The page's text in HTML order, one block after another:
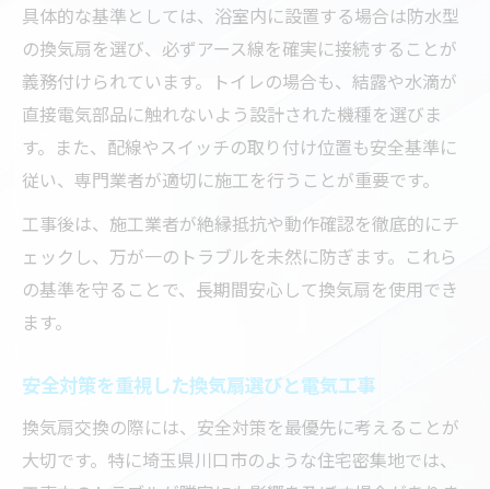
具体的な基準としては、浴室内に設置する場合は防水型
の換気扇を選び、必ずアース線を確実に接続することが
義務付けられています。トイレの場合も、結露や水滴が
直接電気部品に触れないよう設計された機種を選びま
す。また、配線やスイッチの取り付け位置も安全基準に
従い、専門業者が適切に施工を行うことが重要です。
工事後は、施工業者が絶縁抵抗や動作確認を徹底的にチ
ェックし、万が一のトラブルを未然に防ぎます。これら
の基準を守ることで、長期間安心して換気扇を使用でき
ます。
安全対策を重視した換気扇選びと電気工事
換気扇交換の際には、安全対策を最優先に考えることが
大切です。特に埼玉県川口市のような住宅密集地では、